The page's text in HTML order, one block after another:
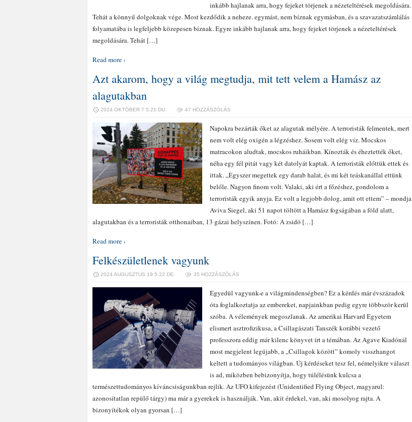
inkább hajlanak arra, hogy fejeket törjenek a nézeteltérések megoldására.
Tehát a könnyű dolgoknak vége. Most kezdődik a neheze. egymást, nem bíznak egymásban, és a szavazatszámlálás
folyamatába is legfeljebb közepesen bíznak. Egyre inkább hajlanak arra, hogy fejeket törjenek a nézeteltérések
megoldására. Tehát […]
Read more ›
Azt akarom, hogy a világ megtudja, mit tett velem a Hamász az
alagutakban
2024 OKTÓBER 7 5:21 DU. 47 HOZZÁSZÓLÁS
Napokra bezárták őket az alagutak mélyére. A terroristák felmentek, mert
nem volt elég oxigén a légzéshez. Sosem volt elég víz. Mocskos
matracokon aludtak, mocskos ruháikban. Kínozták és éheztették őket,
néha egy fél pitát vagy két datolyát kaptak. A terroristák előttük ettek és
ittak. „Egyszer megettek egy darab halat, és mi két teáskanállal ettünk
belőle. Nagyon finom volt. Valaki, aki ért a főzéshez, gondolom a
terroristák egyik anyja. Ez volt a legjobb dolog, amit ott ettem” – mondja
Aviva Siegel, aki 51 napot töltött a Hamász fogságában a föld alatt,
alagutakban és a terroristák otthonaiban, 13 gázai helyszínen. Fotó: A zsidó […]
Read more ›
Felkészületlenek vagyunk
2024 AUGUSZTUS 19 5:22 DE. 35 HOZZÁSZÓLÁS
Egyedül vagyunk-e a világmindenségben? Ez a kérdés már évszázadok
óta foglalkoztatja az embereket, napjainkban pedig egyre többször kerül
szóba. A vélemények megoszlanak. Az amerikai Harvard Egyetem
elismert asztrofizikusa, a Csillagászati Tanszék korábbi vezető
professzora eddig már kilenc könyvet írt a témában. Az Agave Kiadónál
most megjelent legújabb, a „Csillagok között” komoly visszhangot
keltett a tudományos világban. Új kérdéseket tesz fel, némelyikre választ
is ad, miközben bebizonyítja, hogy túlélésünk kulcsa a
természettudományos kíváncsiságunkban rejlik. Az UFO kifejezést (Unidentified Flying Object, magyarul:
azonosítatlan repülő tárgy) ma már a gyerekek is használják. Van, akit érdekel, van, aki mosolyog rajta. A
bizonyítékok olyan gyorsan […]